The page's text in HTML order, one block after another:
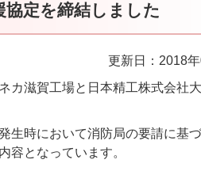
協定を締結しました
更新日：2018
カ滋賀工場と日本精工株式会社
生時において消防局の要請に基
容となっています。